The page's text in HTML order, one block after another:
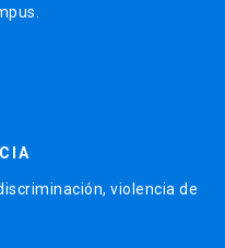
violencia de